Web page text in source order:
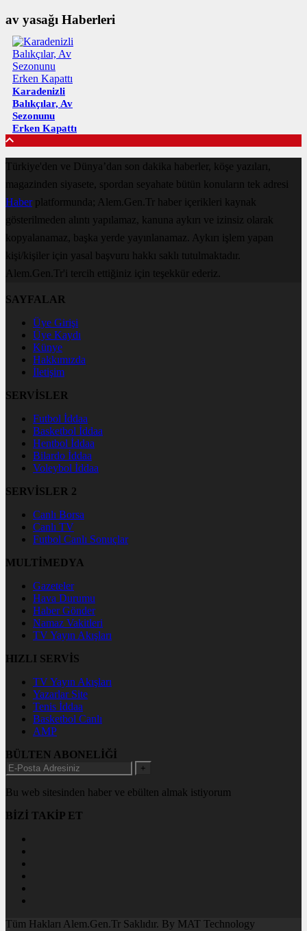
av yasağı Haberleri
Karadenizli
Balıkçılar, Av
Sezonunu
Erken Kapattı
Türkiye'den ve Dünya’dan son dakika haberler, köşe yazıları,
magazinden siyasete, spordan seyahate bütün konuların tek adresi
Haberplatformunda; Alem.Gen.Tr haber içerikleri kaynak
gösterilmeden alıntı yapılamaz, kanuna aykırı ve izinsiz olarak
kopyalanamaz, başka yerde yayınlanamaz. Aykırı işlem yapan
kişi/kişiler için yasal başvuru hakkı saklı tutulmaktadır.
Alem.Gen.Tr'i tercih ettiğiniz için teşekkür ederiz.
SAYFALAR
Üye Girişi
Üye Kaydı
Künye
Hakkımızda
İletişim
SERVİSLER
Futbol İddaa
Basketbol İddaa
Hentbol İddaa
Bilardo İddaa
Voleybol İddaa
SERVİSLER 2
Canlı Borsa
Canlı TV
Futbol Canlı Sonuçlar
MULTİMEDYA
Gazeteler
Hava Durumu
Haber Gönder
Namaz Vakitleri
TV Yayın Akışları
HIZLI SERVİS
TV Yayın Akışları
Yazarlar Site
Tenis İddaa
Basketbol Canlı
AMP
BÜLTEN ABONELİĞİ
+
Bu web sitesinden haber ve ebülten almak istiyorum
BİZİ TAKİP ET
Tüm Hakları Alem.Gen.Tr Saklıdır. By MAT Technology